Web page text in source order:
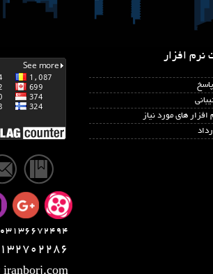
نرم افزار
افزار های مورد نیاز
03136672494